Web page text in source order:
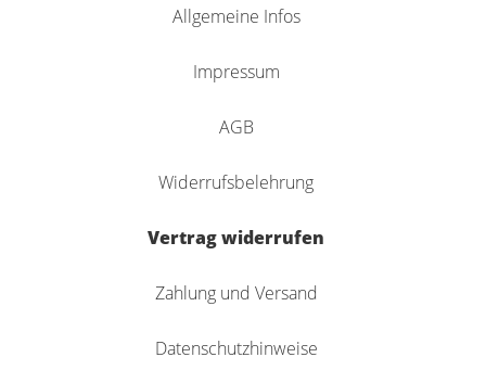
Allgemeine Infos
Impressum
AGB
Widerrufsbelehrung
Vertrag widerrufen
Zahlung und Versand
Datenschutzhinweise